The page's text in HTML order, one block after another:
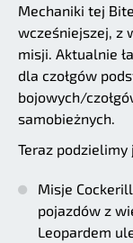
Mechaniki tej
wcześniejszej, z
misji. Aktualnie
dla czołgów
bojowych/
samobieżnych.
Teraz podzielimy
Misje
pojazdów z
Leopardem